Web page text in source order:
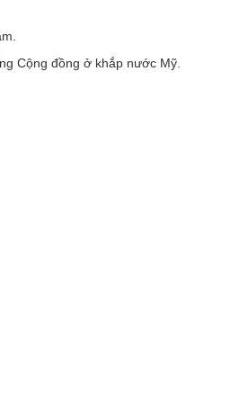
Cộng đồng ở khắp nước Mỹ.